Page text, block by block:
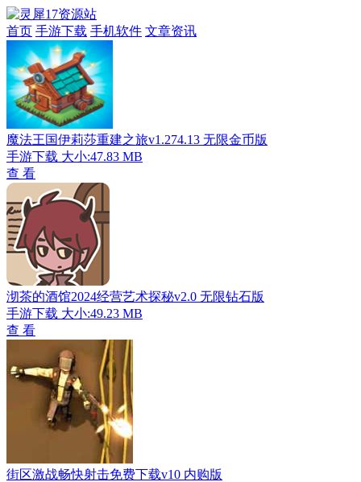
首页 手游下载 手机软件 文章资讯
魔法王国伊莉莎重建之旅v1.274.13 无限金币版
手游下载 大小:47.83 MB
查 看
沏茶的酒馆2024经营艺术探秘v2.0 无限钻石版
手游下载 大小:49.23 MB
查 看
街区激战畅快射击免费下载v10 内购版